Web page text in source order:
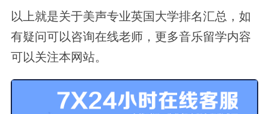
以上就是关于美声专业英国大学排名汇总，如
有疑问可以咨询在线老师，更多音乐留学内容
可以关注本网站。